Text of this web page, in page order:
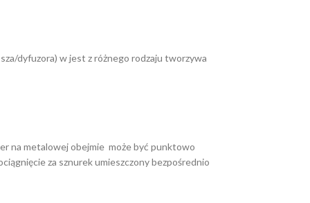
dyfuzora) w jest z różnego rodzaju tworzywa
na metalowej obejmie może być punktowo
za sznurek umieszczony bezpośrednio